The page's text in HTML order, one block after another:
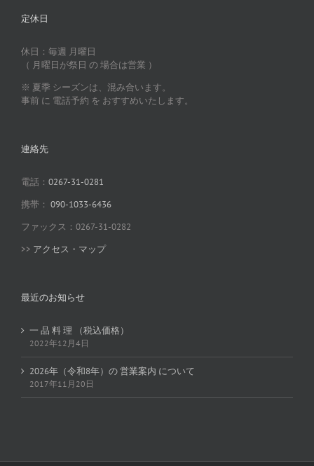
定休日
休日：毎週 月曜日
（ 月曜日が祭日 の 場合は営業 ）
※ 夏季 シーズンは、混み合います。
事前 に 電話予約 を おすすめいたします。
連絡先
電話： 0267-31-0281
携帯： 090-1033-6436
ファックス：0267-31-0282
>> アクセス・マップ
最近のお知らせ
一 品 料 理 （税込価格）
2022年12月4日
2026年（令和8年）の 営業案内 について
2017年11月20日